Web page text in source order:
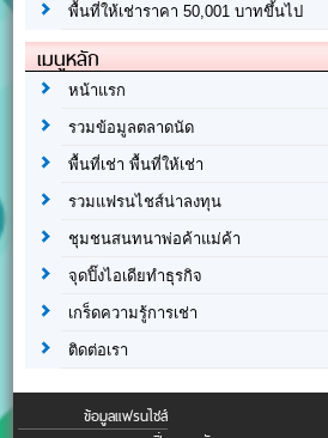
พื้นที่ให้เช่าราคา 50,001 บาทขึ้นไป
เมนูหลัก
หน้าแรก
รวมข้อมูลตลาดนัด
พื้นที่เช่า พื้นที่ให้เช่า
รวมแฟรนไชส์น่าลงทุน
ชุมชนสนทนาพ่อค้าแม่ค้า
จุดปิ๊งไอเดียทำธุรกิจ
เกร็ดความรู้การเช่า
ติดต่อเรา
ข้อมูลแฟรนไชส์